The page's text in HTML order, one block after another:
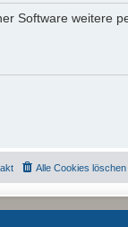
Software weitere
Alle Cookies löschen